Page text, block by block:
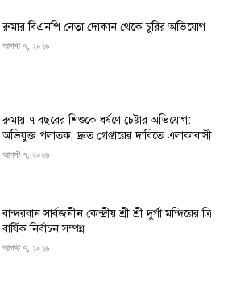
রুমার বিএনপি নেতা দোকান থেকে চুরির অভিযোগ
আগস্ট ৭, ২০২৬
রুমায় ৭ বছরের শিশুকে ধর্ষণে চেষ্টার অভিযোগ:
অভিযুক্ত পলাতক, দ্রুত গ্রেপ্তারের দাবিতে এলাকাবাসী
আগস্ট ৭, ২০২৬
বান্দরবান সার্বজনীন কেন্দ্রীয় শ্রী শ্রী দুর্গা মন্দিরের ত্রি
বার্ষিক নির্বাচন সম্পন্ন
আগস্ট ৭, ২০২৬